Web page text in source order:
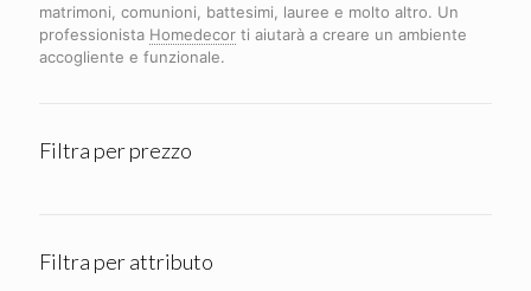
matrimoni, comunioni, battesimi, lauree e molto altro. Un
professionista Homedecor ti aiutarà a creare un ambiente
accogliente e funzionale.
Filtra per prezzo
Filtra per attributo